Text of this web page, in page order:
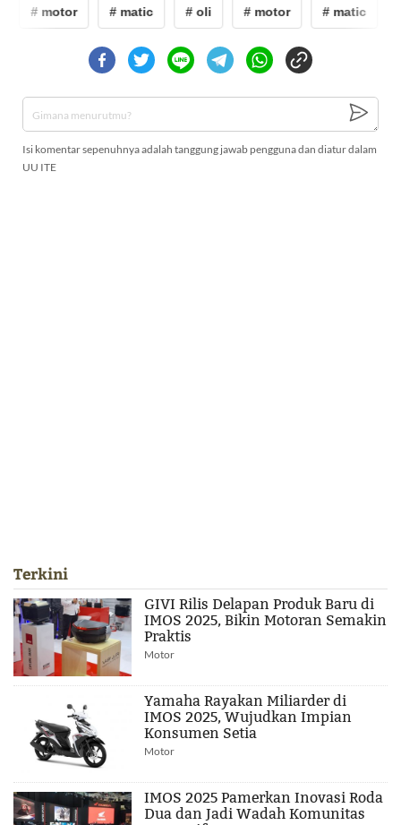
# motor # matic # oli # motor # matic
Isi komentar sepenuhnya adalah tanggung jawab pengguna dan diatur dalam
UU ITE
Terkini
GIVI Rilis Delapan Produk Baru di
IMOS 2025, Bikin Motoran Semakin
Praktis
Motor
Yamaha Rayakan Miliarder di
IMOS 2025, Wujudkan Impian
Konsumen Setia
Motor
IMOS 2025 Pamerkan Inovasi Roda
Dua dan Jadi Wadah Komunitas